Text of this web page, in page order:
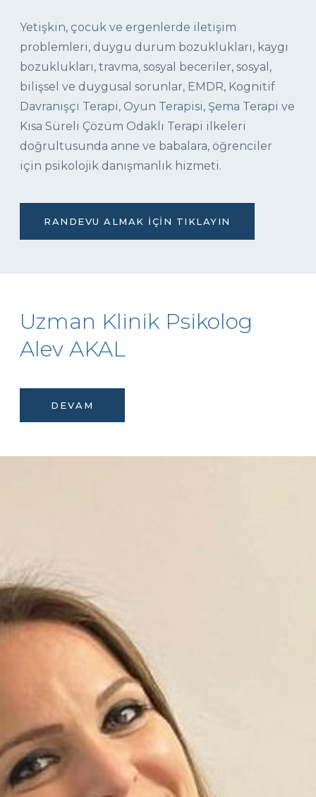
Yetişkin, çocuk ve ergenlerde iletişim
problemleri, duygu durum bozuklukları, kaygı
bozuklukları, travma, sosyal beceriler, sosyal,
bilişsel ve duygusal sorunlar, EMDR, Kognitif
Davranışçı Terapi, Oyun Terapisi, Şema Terapi ve
Kısa Süreli Çözüm Odaklı Terapi ilkeleri
doğrultusunda anne ve babalara, öğrenciler
için psikolojik danışmanlık hizmeti.
RANDEVU ALMAK İÇIN TIKLAYIN
Uzman Klinik Psikolog
Alev AKAL
DEVAM